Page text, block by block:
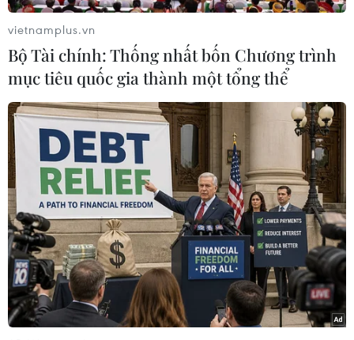
huyện Long Điền, tỉnh Bà Rịa-Vũng Tàu.
Sau hơn 2 giờ nỗ lực chữa cháy, đám cháy đã
được khống chế hoàn toàn, không gây thiệt hại
về người.
Khoảng 20 giờ ngày 6/10, người dân, bảo vệ
phát hiện có cháy tại một Công ty trong Cụm
công nghiệp An Ngãi, huyện Long Điền nên đã
báo cho lực lượng phòng cháy chữa cháy.
Nhận được tin báo, lực lượng phòng cháy chữa
cháy Công an tỉnh đã điều cán bộ chiến sỹ và
các phương tiện chữa cháy nhanh chóng tới
hiện trường dập lửa.
Cũng may, tại thời điểm này có mưa lớn đã hạn
vietnamplus.vn
Bộ Tài chính: Thống nhất bốn Chương trình
mục tiêu quốc gia thành một tổng thể